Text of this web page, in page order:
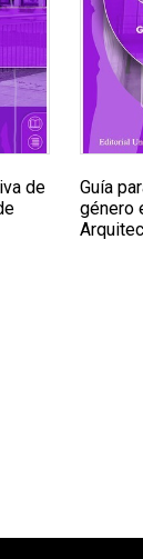
de
Guía
género